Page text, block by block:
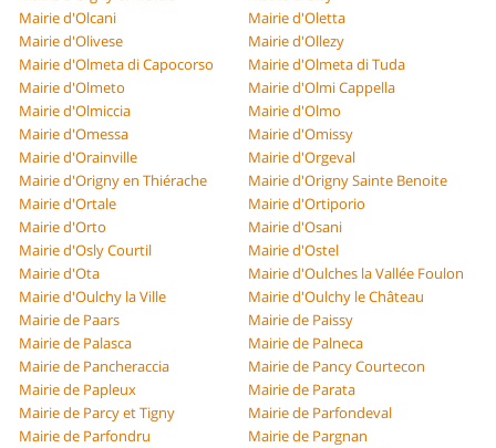
Mairie d'Olcani
Mairie d'Oletta
Mairie d'Olivese
Mairie d'Ollezy
Mairie d'Olmeta di Capocorso
Mairie d'Olmeta di Tuda
Mairie d'Olmeto
Mairie d'Olmi Cappella
Mairie d'Olmiccia
Mairie d'Olmo
Mairie d'Omessa
Mairie d'Omissy
Mairie d'Orainville
Mairie d'Orgeval
Mairie d'Origny en Thiérache
Mairie d'Origny Sainte Benoite
Mairie d'Ortale
Mairie d'Ortiporio
Mairie d'Orto
Mairie d'Osani
Mairie d'Osly Courtil
Mairie d'Ostel
Mairie d'Ota
Mairie d'Oulches la Vallée Foulon
Mairie d'Oulchy la Ville
Mairie d'Oulchy le Château
Mairie de Paars
Mairie de Paissy
Mairie de Palasca
Mairie de Palneca
Mairie de Pancheraccia
Mairie de Pancy Courtecon
Mairie de Papleux
Mairie de Parata
Mairie de Parcy et Tigny
Mairie de Parfondeval
Mairie de Parfondru
Mairie de Pargnan